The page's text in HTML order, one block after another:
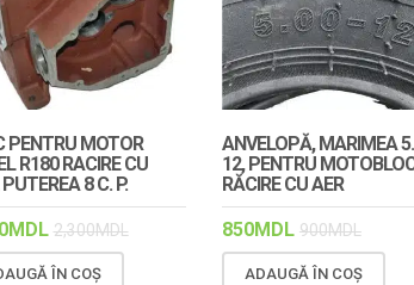
PENTRU MOTOR
R180 RACIRE CU
8 C. P.
MDL 2,300MDL
ÎN COȘ
ANVELOPĂ, MARIMEA
12, PENTRU
RĂCIRE CU AER
850MDL 900MDL
ADAUGĂ ÎN COȘ